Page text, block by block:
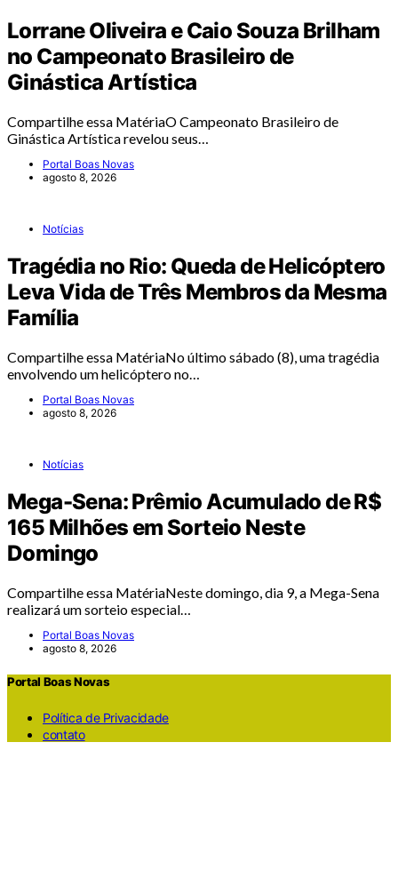
Lorrane Oliveira e Caio Souza Brilham
no Campeonato Brasileiro de
Ginástica Artística
Compartilhe essa MatériaO Campeonato Brasileiro de
Ginástica Artística revelou seus…
Portal Boas Novas
agosto 8, 2026
Notícias
Tragédia no Rio: Queda de Helicóptero
Leva Vida de Três Membros da Mesma
Família
Compartilhe essa MatériaNo último sábado (8), uma tragédia
envolvendo um helicóptero no…
Portal Boas Novas
agosto 8, 2026
Notícias
Mega-Sena: Prêmio Acumulado de R$
165 Milhões em Sorteio Neste
Domingo
Compartilhe essa MatériaNeste domingo, dia 9, a Mega-Sena
realizará um sorteio especial…
Portal Boas Novas
agosto 8, 2026
Portal Boas Novas
Política de Privacidade
contato